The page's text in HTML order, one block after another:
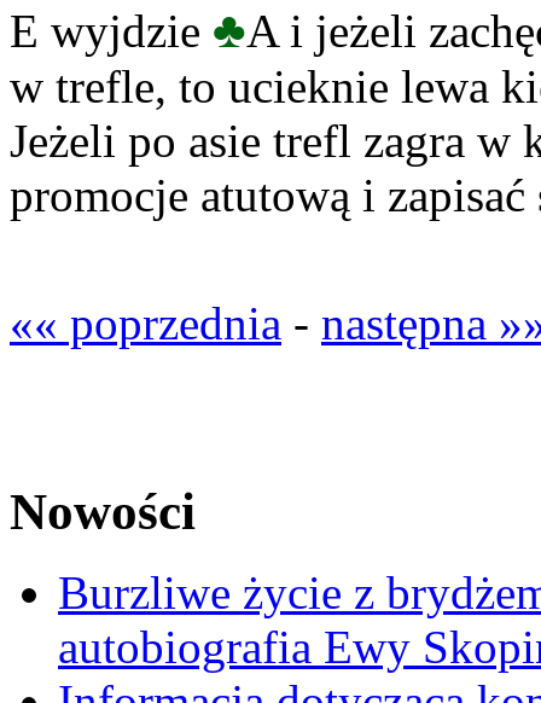
E wyjdzie ♣A i jeżeli
w trefle, to ucieknie lewa
Jeżeli po asie trefl zagra w
promocje atutową i
«« poprzednia - następna
Nowości
Burzliwe życie z
autobiografia Ewy